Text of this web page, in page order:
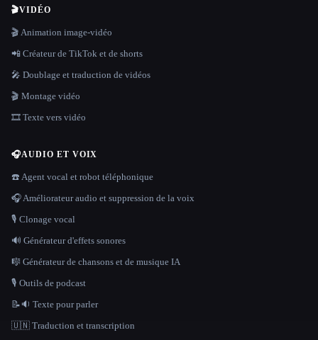
🎬VIDÉO
🎬 Animation image-vidéo
📲 Créateur de TikTok et de shorts
🎤 Doublage et traduction de vidéos
🎬 Montage vidéo
🎞️ Texte vers vidéo
🎧AUDIO ET VOIX
☎️ Agent vocal et robot téléphonique
🎧 Améliorateur audio et suppression de la voix
🎙️ Clonage vocal
🔊 Générateur d'effets sonores
🎼 Générateur de chansons et de musique IA
🎙️ Outils de podcast
📝🔉 Texte pour parler
🇺🇳 Traduction et transcription